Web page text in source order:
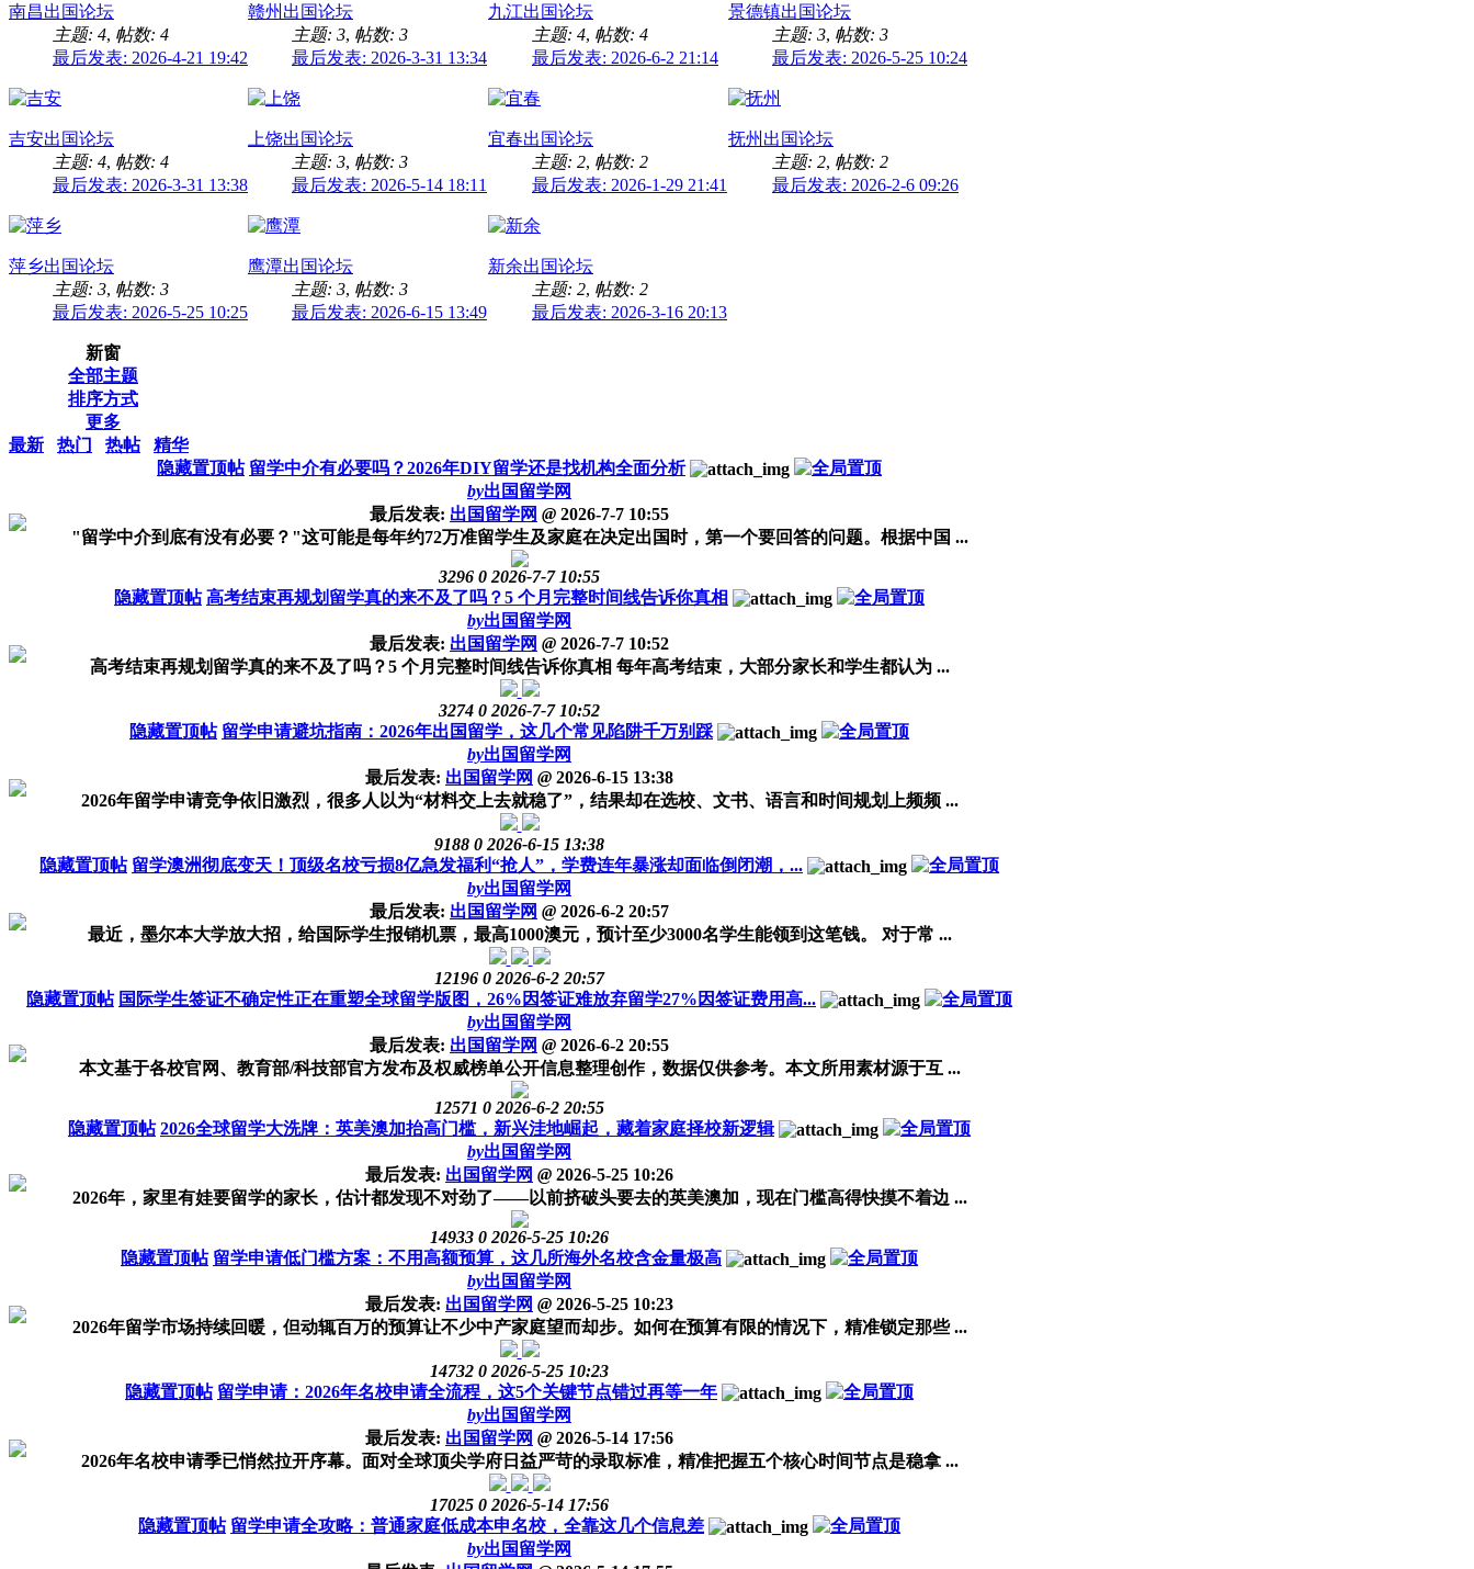
南昌出国论坛
主题: 4, 帖数: 4
最后发表: 2026-4-21 19:42
赣州出国论坛
主题: 3, 帖数: 3
最后发表: 2026-3-31 13:34
九江出国论坛
主题: 4, 帖数: 4
最后发表: 2026-6-2 21:14
景德镇出国论坛
主题: 3, 帖数: 3
最后发表: 2026-5-25 10:24
吉安出国论坛
主题: 4, 帖数: 4
最后发表: 2026-3-31 13:38
上饶出国论坛
主题: 3, 帖数: 3
最后发表: 2026-5-14 18:11
宜春出国论坛
主题: 2, 帖数: 2
最后发表: 2026-1-29 21:41
抚州出国论坛
主题: 2, 帖数: 2
最后发表: 2026-2-6 09:26
萍乡出国论坛
主题: 3, 帖数: 3
最后发表: 2026-5-25 10:25
鹰潭出国论坛
主题: 3, 帖数: 3
最后发表: 2026-6-15 13:49
新余出国论坛
主题: 2, 帖数: 2
最后发表: 2026-3-16 20:13
新窗
全部主题
排序方式
更多
最新
热门 热帖
精华
隐藏置顶帖 留学中介有必要吗？2026年DIY留学还是找机构全面分析
by出国留学网
最后发表: 出国留学网 @ 2026-7-7 10:55
"留学中介到底有没有必要？"这可能是每年约72万准留学生及家庭在决定出国时，第一个要回答的问题。根据中国 ...
3296 0 2026-7-7 10:55
隐藏置顶帖 高考结束再规划留学真的来不及了吗？5 个月完整时间线告诉你真相
by出国留学网
最后发表: 出国留学网 @ 2026-7-7 10:52
高考结束再规划留学真的来不及了吗？5 个月完整时间线告诉你真相 每年高考结束，大部分家长和学生都认为 ...
3274 0 2026-7-7 10:52
隐藏置顶帖 留学申请避坑指南：2026年出国留学，这几个常见陷阱千万别踩
by出国留学网
最后发表: 出国留学网 @ 2026-6-15 13:38
2026年留学申请竞争依旧激烈，很多人以为“材料交上去就稳了”，结果却在选校、文书、语言和时间规划上频频 ...
9188 0 2026-6-15 13:38
隐藏置顶帖 留学澳洲彻底变天！顶级名校亏损8亿急发福利“抢人”，学费连年暴涨却面临倒闭潮，...
by出国留学网
最后发表: 出国留学网 @ 2026-6-2 20:57
最近，墨尔本大学放大招，给国际学生报销机票，最高1000澳元，预计至少3000名学生能领到这笔钱。 对于常 ...
12196 0 2026-6-2 20:57
隐藏置顶帖 国际学生签证不确定性正在重塑全球留学版图，26%因签证难放弃留学27%因签证费用高...
by出国留学网
最后发表: 出国留学网 @ 2026-6-2 20:55
本文基于各校官网、教育部/科技部官方发布及权威榜单公开信息整理创作，数据仅供参考。本文所用素材源于互 ...
12571 0 2026-6-2 20:55
隐藏置顶帖 2026全球留学大洗牌：英美澳加抬高门槛，新兴洼地崛起，藏着家庭择校新逻辑
by出国留学网
最后发表: 出国留学网 @ 2026-5-25 10:26
2026年，家里有娃要留学的家长，估计都发现不对劲了——以前挤破头要去的英美澳加，现在门槛高得快摸不着边 ...
14933 0 2026-5-25 10:26
隐藏置顶帖 留学申请低门槛方案：不用高额预算，这几所海外名校含金量极高
by出国留学网
最后发表: 出国留学网 @ 2026-5-25 10:23
2026年留学市场持续回暖，但动辄百万的预算让不少中产家庭望而却步。如何在预算有限的情况下，精准锁定那些 ...
14732 0 2026-5-25 10:23
隐藏置顶帖 留学申请：2026年名校申请全流程，这5个关键节点错过再等一年
by出国留学网
最后发表: 出国留学网 @ 2026-5-14 17:56
2026年名校申请季已悄然拉开序幕。面对全球顶尖学府日益严苛的录取标准，精准把握五个核心时间节点是稳拿 ...
17025 0 2026-5-14 17:56
隐藏置顶帖 留学申请全攻略：普通家庭低成本申名校，全靠这几个信息差
by出国留学网